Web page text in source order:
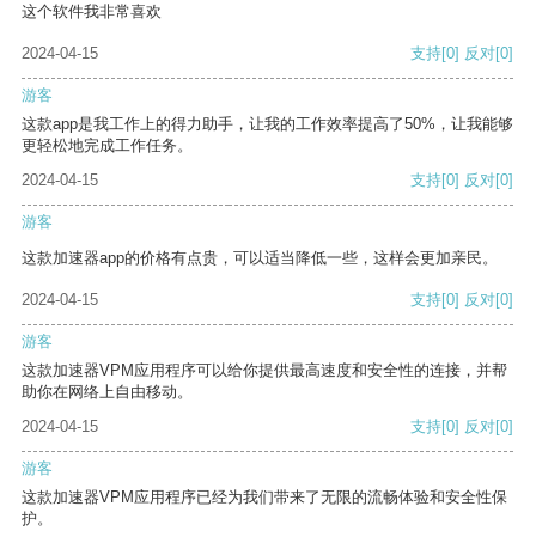
这个软件我非常喜欢
2024-04-15 支持[0] 反对[0]
游客
这款app是我工作上的得力助手，让我的工作效率提高了50%，让我能够
更轻松地完成工作任务。
2024-04-15
支持[0] 反对[0]
游客
这款加速器app的价格有点贵，可以适当降低一些，这样会更加亲民。
2024-04-15 支持[0] 反对[0]
游客
这款加速器VPM应用程序可以给你提供最高速度和安全性的连接，并帮
助你在网络上自由移动。
2024-04-15
支持[0] 反对[0]
游客
这款加速器VPM应用程序已经为我们带来了无限的流畅体验和安全性保
护。